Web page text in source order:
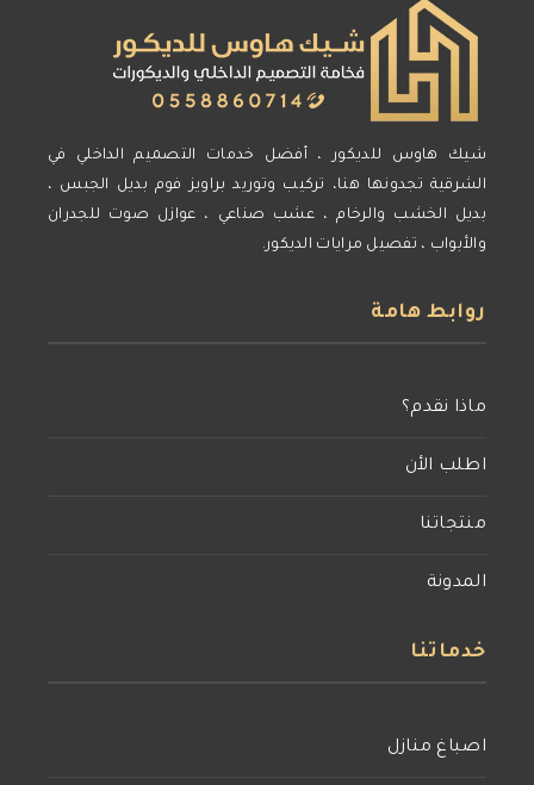
شيك هاوس للديكور ، أفضل خدمات التصميم الداخلي في
الشرقية تجدونها هنا، تركيب وتوريد براويز فوم بديل الجبس ،
بديل الخشب والرخام ، عشب صناعي ، عوازل صوت للجدران
والأبواب ، تفصيل مرايات الديكور.
روابط هامة
ماذا نقدم؟
اطلب الأن
منتجاتنا
المدونة
خدماتنا
اصباغ منازل